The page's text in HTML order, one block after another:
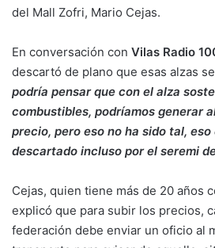
del Mall Zofri, Mario Cejas.
En conversación con Vilas Radio
descartó de plano que esas alzas
podría pensar que con el alza
combustibles, podríamos generar
precio, pero eso no ha sido tal,
descartado incluso por el seremi
Cejas, quien tiene más de 20 años
explicó que para subir los precios,
federación debe enviar un oficio al